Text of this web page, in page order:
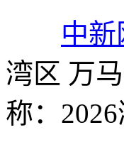
中新
湾区 万
称：